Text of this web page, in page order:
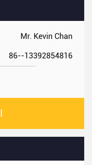
Mr. Kevin Chan
86--13392854816